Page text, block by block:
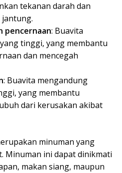
tekanan darah dan
jantung.
pencernaan: Buavita
tinggi, yang membantu
dan mencegah
: Buavita mengandung
yang membantu
dari kerusakan akibat
minuman yang
Minuman ini dapat dinikmati
makan siang, maupun